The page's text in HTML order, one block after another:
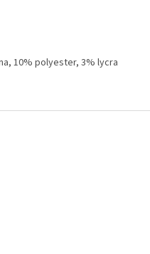
10% polyester, 3% lycra